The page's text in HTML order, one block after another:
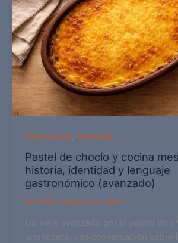
Gastronomía, Avanzado
Pastel de choclo y cocina
historia, identidad y lenguaje
gastronómico (avanzado)
By Pablo / January 30, 2026
Un viaje avanzado por el pastel de
una receta, una conversación sobre